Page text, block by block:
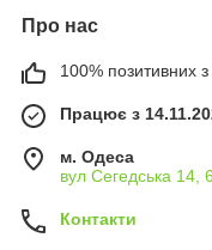
Про нас
100% позитивних з
Працює з
м. Одеса
вул Сегедська 14,
Контакти